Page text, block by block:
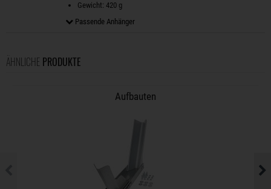
Gewicht: 420 g
Passende Anhänger
ÄHNLICHE PRODUKTE
Aufbauten